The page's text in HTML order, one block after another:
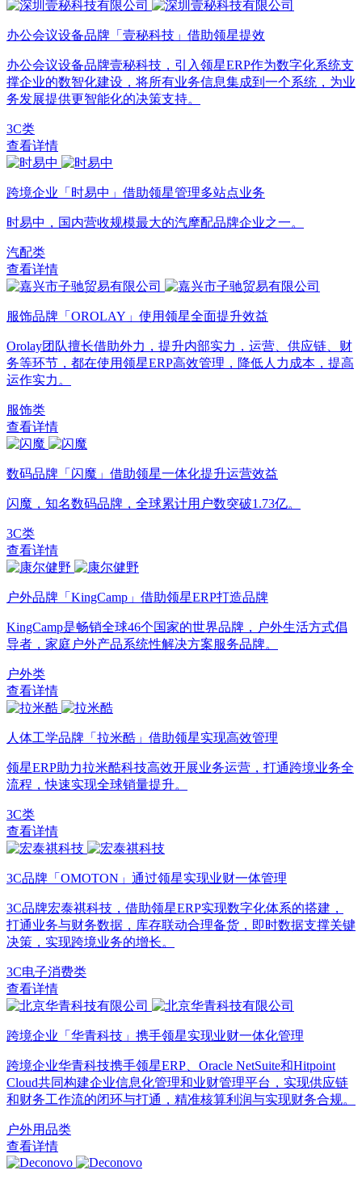
办公会议设备品牌「壹秘科技」借助领星提效
办公会议设备品牌壹秘科技，引入领星ERP作为数字化系统支
撑企业的数智化建设，将所有业务信息集成到一个系统，为业
务发展提供更智能化的决策支持。
3C类
查看详情
跨境企业「时易中」借助领星管理多站点业务
时易中，国内营收规模最大的汽摩配品牌企业之一。
汽配类
查看详情
服饰品牌「OROLAY」使用领星全面提升效益
Orolay团队擅长借助外力，提升内部实力，运营、供应链、财
务等环节，都在使用领星ERP高效管理，降低人力成本，提高
运作实力。
服饰类
查看详情
数码品牌「闪魔」借助领星一体化提升运营效益
闪魔，知名数码品牌，全球累计用户数突破1.73亿。
3C类
查看详情
户外品牌「KingCamp」借助领星ERP打造品牌
KingCamp是畅销全球46个国家的世界品牌，户外生活方式倡
导者，家庭户外产品系统性解决方案服务品牌。
户外类
查看详情
人体工学品牌「拉米酷」借助领星实现高效管理
领星ERP助力拉米酷科技高效开展业务运营，打通跨境业务全
流程，快速实现全球销量提升。
3C类
查看详情
3C品牌「OMOTON」通过领星实现业财一体管理
3C品牌宏泰祺科技，借助领星ERP实现数字化体系的搭建，
打通业务与财务数据，库存联动合理备货，即时数据支撑关键
决策，实现跨境业务的增长。
3C电子消费类
查看详情
跨境企业「华青科技」携手领星实现业财一体化管理
跨境企业华青科技携手领星ERP、Oracle NetSuite和Hitpoint
Cloud共同构建企业信息化管理和业财管理平台，实现供应链
和财务工作流的闭环与打通，精准核算利润与实现财务合规。
户外用品类
查看详情